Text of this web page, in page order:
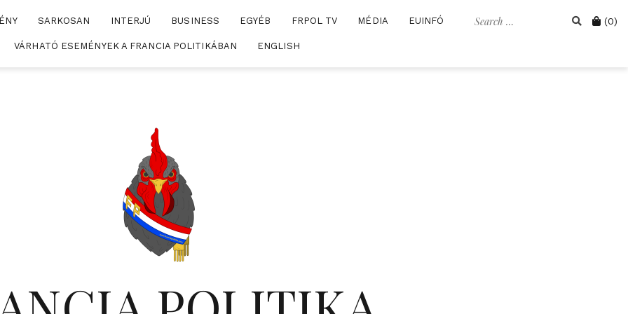
Search Cart
(0)
SARKOSAN INTERJÚ BUSINESS EGYÉB FRPOL TV MÉDIA EUINFÓ
VÁRHATÓ ESEMÉNYEK A FRANCIA POLITIKÁBAN ENGLISH